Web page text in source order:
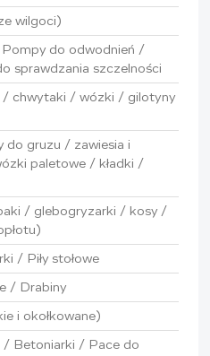
wilgoci)
do odwodnień /
sprawdzania szczelności
/ chwytaki / wózki / gilotyny
do gruzu / zawiesia i
paletowe / kładki /
/ glebogryzarki / kosy /
/ Piły stołowe
/ Drabiny
i okołkowane)
/ Betoniarki / Pace do